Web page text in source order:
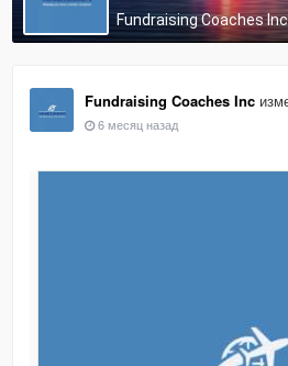
Fundraising Coaches Inc
Fundraising Coaches Inc
6 месяц назад